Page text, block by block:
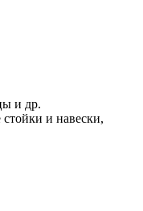
и др.
и навески,